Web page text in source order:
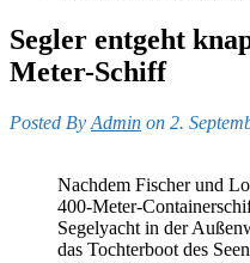
Segler entgeht
Meter-Schiff
Posted By Admin on 2.
Nachdem Fischer und
400-Meter-
Segelyacht in der
das Tochterboot des